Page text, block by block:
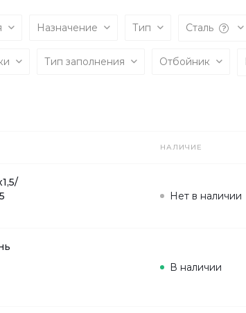
Назначение Тип Сталь
Тип заполнения Отбойник
НАЛИЧИЕ
Нет в наличии
В наличии